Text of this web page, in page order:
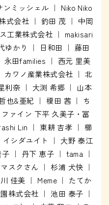
ンミッシェル ｜ Niko Niko
式会社 ｜ 釣田 茂 ｜ 中岡
工業株式会社 ｜ makisari
ゆかり ｜ 日和田 ｜ 藤田
田families ｜ 西元 里美
カワノ産業株式会社 ｜ 北
利奈 ｜ 大渕 希郷 ｜ 山本
也&亜紀 ｜ 榎田 茜 ｜ ち
ァイン 下平 久美子・冨
Lin ｜ 東耕 吉孝 ｜ 櫛
シダユイト ｜ 大野 泰江
｜ 丹下 恵子 ｜ tama ｜
スクさん ｜ 杉浦 犬快 ｜
佳美 ｜ Meme ｜ たてか
株式会社 ｜ 池田 泰子 ｜